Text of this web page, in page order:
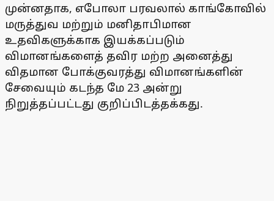
முன்னதாக, எபோலா பரவலால் காங்கோவில்
மருத்துவ மற்றும் மனிதாபிமான
உதவிகளுக்காக இயக்கப்படும்
விமானங்களைத் தவிர மற்ற அனைத்து
விதமான போக்குவரத்து விமானங்களின்
சேவையும் கடந்த மே 23 அன்று
நிறுத்தப்பட்டது குறிப்பிடத்தக்கது.